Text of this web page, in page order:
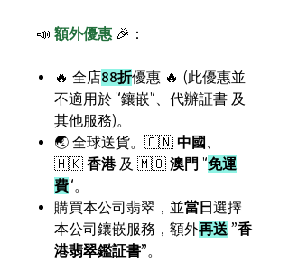
📣 額外優惠 🎉：
🔥 全店88折優惠 🔥 (此優惠並
不適用於 "鑲嵌"、代辦証書 及
其他服務)。
🌏 全球送貨。🇨🇳 中國 、
🇭🇰 香港及 🇲🇴 澳門 "免運
費"。
購買本公司翡翠，並當日 選擇
本公司鑲嵌服務，額外再送 ”香
港翡翠鑑証書”。